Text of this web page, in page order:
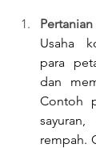
Pertanian
Usaha
para
dan
Contoh
rempah.